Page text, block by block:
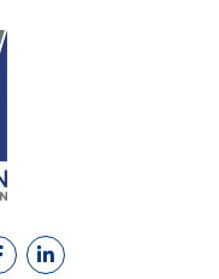
linkedin